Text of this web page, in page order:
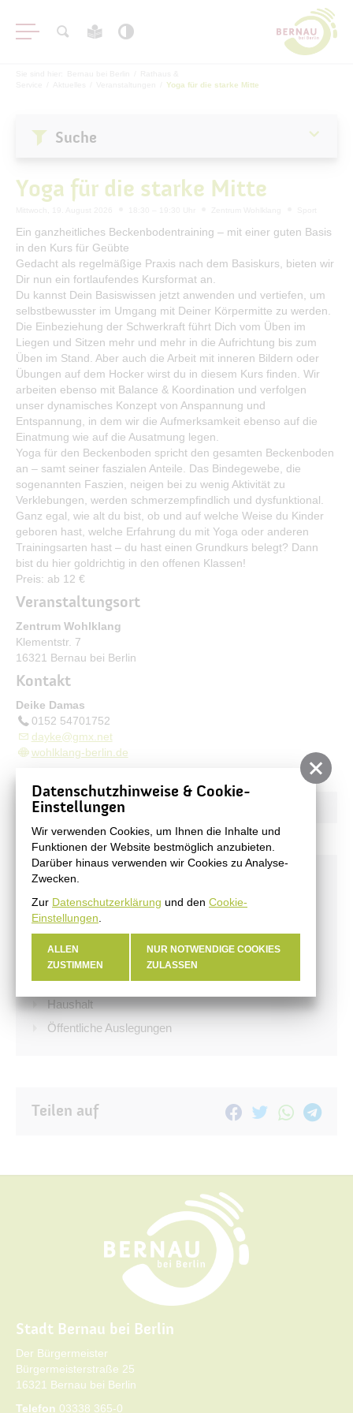
Aktuelles
Stadtnachrichten
Veranstaltungen
#BERNAUER
Amtsblatt
Haushalt
Öffentliche Auslegungen
Bürgerservice
Bürgerinformation
Stadtverwaltung
Yoga für die starke Mitte
Yoga für die starke Mitte
Ein ganzheitliches Beckenbodentraining – mit einer guten Basis
in den Kurs für Geübte
Gedacht als regelmäßige Praxis nach dem Basiskurs, bieten wir
Dir nun ein fortlaufendes Kursformat an.
Du kannst Dein Basiswissen jetzt anwenden und vertiefen, um
selbstbewusster im Umgang mit Deiner Körpermitte zu werden.
Die Einbeziehung der Schwerkraft führt Dich vom Üben im
Liegen und Sitzen mehr und mehr in die Aufrichtung bis zum
Üben im Stand. Aber auch die Arbeit mit inneren Bildern oder
Übungen auf dem Hocker wirst du in diesem Kurs finden. Wir
arbeiten ebenso mit Balance & Koordination und verfolgen
unser dynamisches Konzept von Anspannung und
Entspannung, in dem wir die Aufmerksamkeit ebenso auf die
Einatmung wie auf die Ausatmung legen.
Yoga für den Beckenboden spricht den gesamten Beckenboden
an – samt seiner faszialen Anteile. Das Bindegewebe, die
sogenannten Faszien, neigen bei zu wenig Aktivität zu
Verklebungen, werden schmerzempfindlich und dysfunktional.
Ganz egal, wie alt du bist, ob und auf welche Weise du Kinder
geboren hast, welche Erfahrung du mit Yoga oder anderen
Trainingsarten hast – du hast einen Grundkurs belegt? Dann
bist du hier goldrichtig in den offenen Klassen!
Preis: ab 12 €
Veranstaltungsort
Zentrum Wohlklang
Klementstr. 7
16321 Bernau bei Berlin
Kontakt
Deike Damas
0152 54701752
dayke@gmx.net
wohlklang-berlin.de
Suche
Aktuelles
Stadtnachrichten
Veranstaltungen
#BERNAUER
Amtsblatt
Haushalt
Öffentliche Auslegungen
Teilen auf
Stadt Bernau bei Berlin
Der Bürgermeister
Bürgermeisterstraße 25
16321 Bernau bei Berlin
Telefon 03338 365-0
Datenschutzhinweise & Cookie-
Einstellungen
Wir verwenden Cookies, um Ihnen die Inhalte und
Funktionen der Website bestmöglich anzubieten.
Darüber hinaus verwenden wir Cookies zu Analyse-
Zwecken.
Zur Datenschutzerklärung und den Cookie-
Einstellungen
ALLEN
ZUSTIMMEN
NUR NOTWENDIGE COOKIES
ZULASSEN